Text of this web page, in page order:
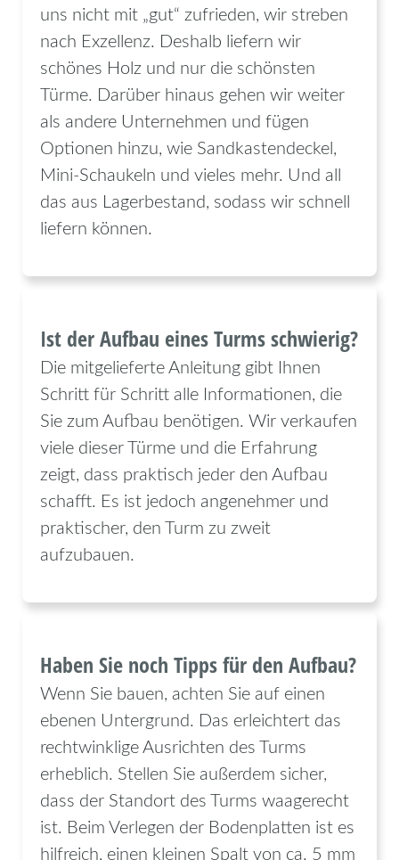
uns nicht mit „gut“ zufrieden, wir streben
nach Exzellenz. Deshalb liefern wir
schönes Holz und nur die schönsten
Türme. Darüber hinaus gehen wir weiter
als andere Unternehmen und fügen
Optionen hinzu, wie Sandkastendeckel,
Mini-Schaukeln und vieles mehr. Und all
das aus Lagerbestand, sodass wir schnell
liefern können.
Ist der Aufbau eines Turms schwierig?
Die mitgelieferte Anleitung gibt Ihnen
Schritt für Schritt alle Informationen, die
Sie zum Aufbau benötigen. Wir verkaufen
viele dieser Türme und die Erfahrung
zeigt, dass praktisch jeder den Aufbau
schafft. Es ist jedoch angenehmer und
praktischer, den Turm zu zweit
aufzubauen.
Haben Sie noch Tipps für den Aufbau?
Wenn Sie bauen, achten Sie auf einen
ebenen Untergrund. Das erleichtert das
rechtwinklige Ausrichten des Turms
erheblich. Stellen Sie außerdem sicher,
dass der Standort des Turms waagerecht
ist. Beim Verlegen der Bodenplatten ist es
hilfreich, einen kleinen Spalt von ca. 5 mm